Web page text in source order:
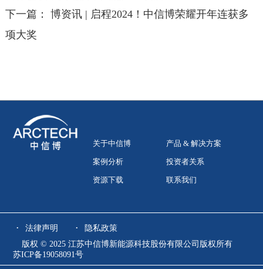
下一篇：
博资讯 | 启程2024！中信博荣耀开年连获多
项大奖
关于中信博 产品 & 解决方案
案例分析 投资者关系
资源下载 联系我们
法律声明
隐私政策
版权 © 2025 江苏中信博新能源科技股份有限公司版权所有
苏ICP备19058091号